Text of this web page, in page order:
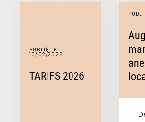
PUBLIÉ LE
10/02/2026
TARIFS 2026